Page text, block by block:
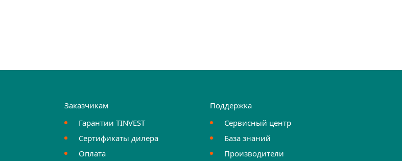
Заказчикам
Гарантии TINVEST
Сертификаты дилера
Оплата
Поддержка
Сервисный центр
База знаний
Производители